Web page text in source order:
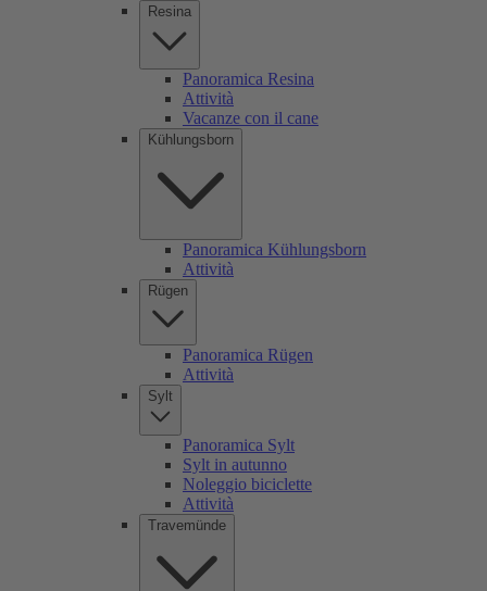
Resina
Panoramica Resina
Attività
Vacanze con il cane
Kühlungsborn
Panoramica Kühlungsborn
Attività
Rügen
Panoramica Rügen
Attività
Sylt
Panoramica Sylt
Sylt in autunno
Noleggio biciclette
Attività
Travemünde